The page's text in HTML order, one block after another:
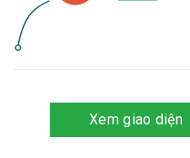
Xem giao diện